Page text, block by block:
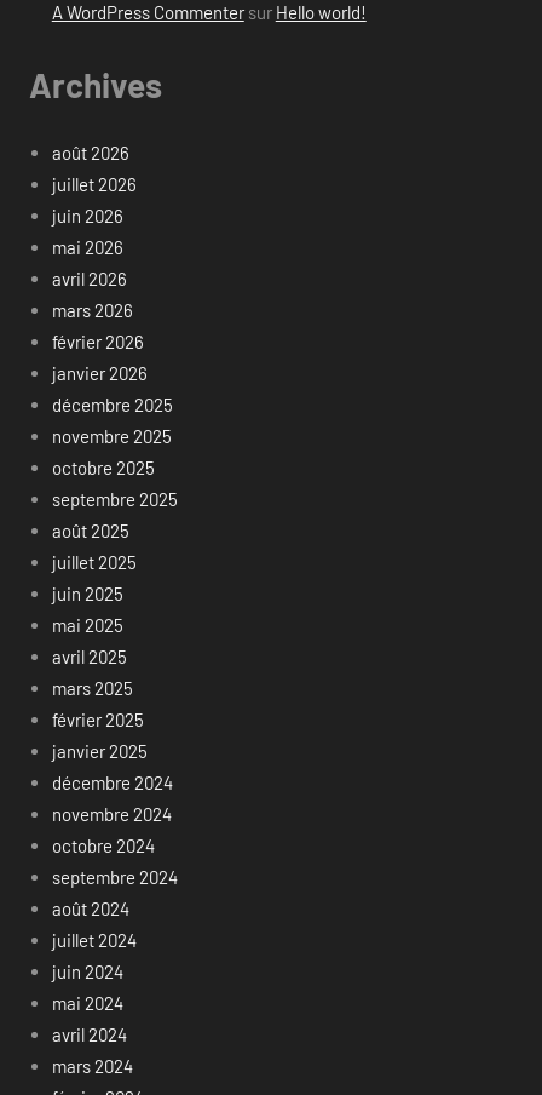
A WordPress Commentersur Hello world!
Archives
août 2026
juillet 2026
juin 2026
mai 2026
avril 2026
mars 2026
février 2026
janvier 2026
décembre 2025
novembre 2025
octobre 2025
septembre 2025
août 2025
juillet 2025
juin 2025
mai 2025
avril 2025
mars 2025
février 2025
janvier 2025
décembre 2024
novembre 2024
octobre 2024
septembre 2024
août 2024
juillet 2024
juin 2024
mai 2024
avril 2024
mars 2024